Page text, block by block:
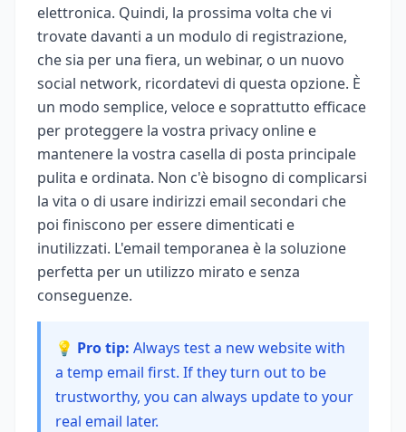
elettronica. Quindi, la prossima volta che vi
trovate davanti a un modulo di registrazione,
che sia per una fiera, un webinar, o un nuovo
social network, ricordatevi di questa opzione. È
un modo semplice, veloce e soprattutto efficace
per proteggere la vostra privacy online e
mantenere la vostra casella di posta principale
pulita e ordinata. Non c'è bisogno di complicarsi
la vita o di usare indirizzi email secondari che
poi finiscono per essere dimenticati e
inutilizzati. L'email temporanea è la soluzione
perfetta per un utilizzo mirato e senza
conseguenze.
💡 Pro tip: Always test a new website with
a temp email first. If they turn out to be
trustworthy, you can always update to your
real email later.